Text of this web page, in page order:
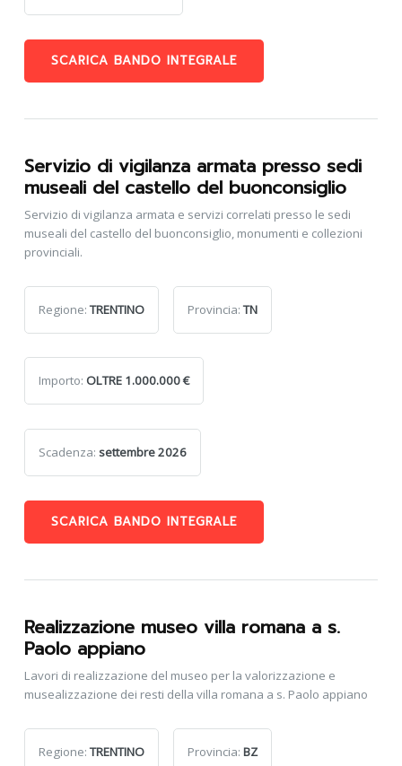
SCARICA BANDO INTEGRALE
Servizio di vigilanza armata presso sedi
museali del castello del buonconsiglio
Servizio di vigilanza armata e servizi correlati presso le sedi
museali del castello del buonconsiglio, monumenti e collezioni
provinciali.
Regione:TRENTINO Provincia:TN
Importo: OLTRE 1.000.000 €
Scadenza: settembre 2026
SCARICA BANDO INTEGRALE
Realizzazione museo villa romana a s.
Paolo appiano
Lavori di realizzazione del museo per la valorizzazione e
musealizzazione dei resti della villa romana a s. Paolo appiano
Regione:TRENTINO Provincia: BZ